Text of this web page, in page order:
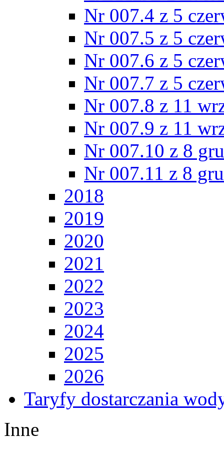
Nr 007.4 z 5
Nr 007.5 z 5
Nr 007.6 z 5
Nr 007.7 z 5
Nr 007.8 z 11
Nr 007.9 z 11
Nr 007.10 z 8
Nr 007.11 z 8
2018
2019
2020
2021
2022
2023
2024
2025
2026
Taryfy dostarczania
Inne